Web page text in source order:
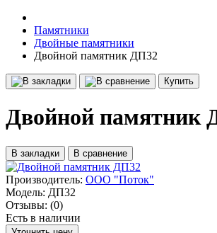
Памятники
Двойные памятники
Двойной памятник ДП32
Купить
Двойной памятник
В закладки В сравнение
Производитель: ООО "Поток"
Модель: ДП32
Отзывы: (0)
Есть в наличии